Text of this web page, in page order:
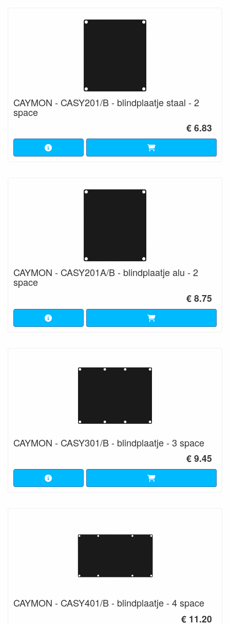
CAYMON - CASY201/B - blindplaatje staal - 2
space
€ 6.83
CAYMON - CASY201A/B - blindplaatje alu - 2
space
€ 8.75
CAYMON - CASY301/B - blindplaatje - 3 space
€ 9.45
CAYMON - CASY401/B - blindplaatje - 4 space
€ 11.20